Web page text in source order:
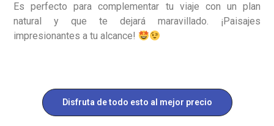
Es perfecto para complementar tu viaje con un plan
natural y que te dejará maravillado. ¡Paisajes
impresionantes a tu alcance!
Disfruta de todo esto al mejor precio